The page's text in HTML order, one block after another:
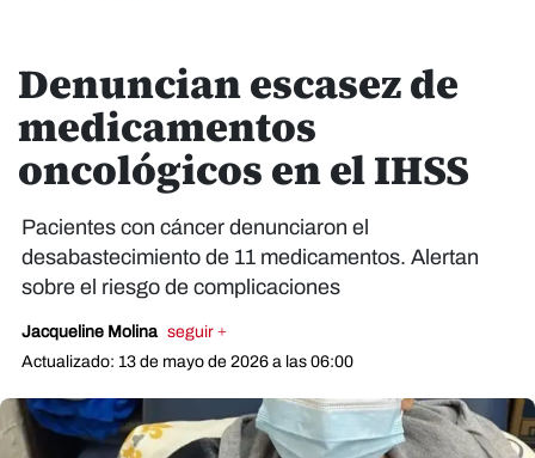
Denuncian escasez de
medicamentos
oncológicos en el IHSS
Pacientes con cáncer denunciaron el
desabastecimiento de 11 medicamentos. Alertan
sobre el riesgo de complicaciones
Jacqueline Molina seguir +
Actualizado: 13 de mayo de 2026 a las 06:00